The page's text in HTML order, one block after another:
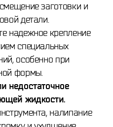
заготовки и
детали.
надежное крепление
специальных
особенно при
формы.
недостаточное
жидкости.
налипание